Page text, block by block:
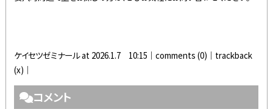
ケイセツゼミナール at 2026.1.7 10:15│comments (0) │trackback
(x)│
コメント